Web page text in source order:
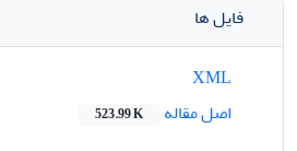
فایل ها
اصل مقاله
523.99 K